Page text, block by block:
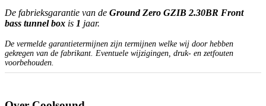
De fabrieksgarantie van de Ground Zero GZIB 2.30BR Front
bass tunnel box is 1 jaar.
De vermelde garantietermijnen zijn termijnen welke wij door hebben
gekregen van de fabrikant. Eventuele wijzigingen, druk- en zetfouten
voorbehouden.